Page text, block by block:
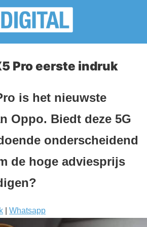
Pro eerste indruk
is het nieuwste
Oppo. Biedt deze 5G
onderscheidend
de hoge adviesprijs
Whatsapp